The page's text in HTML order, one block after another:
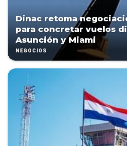
Dinac retoma
para concretar vuelos
Asunción y Miami
NEGOCIOS